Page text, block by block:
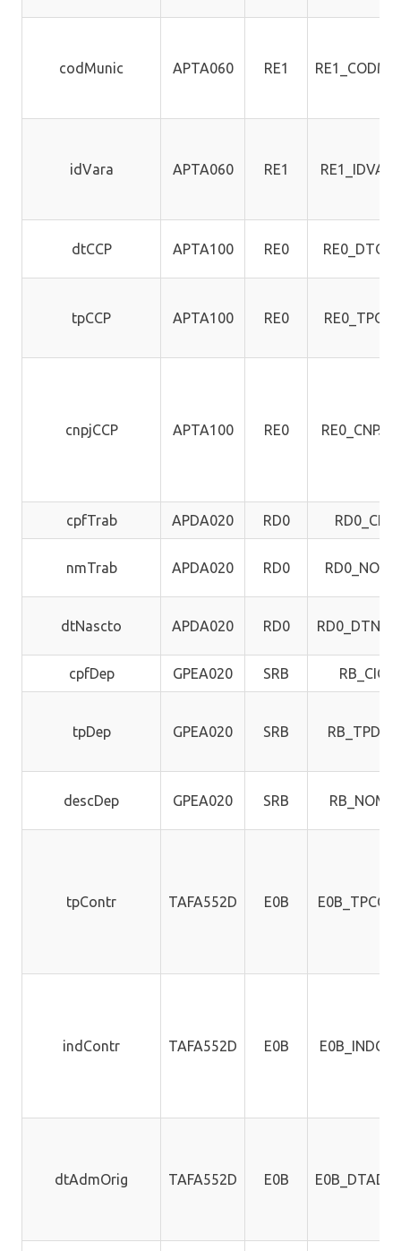
codMunic APTA060 RE1
idVara APTA060 RE1
dtCCP APTA100 RE0 RE0_DTCCP
tpCCP APTA100 RE0 RE0_TPCCP
cnpjCCP APTA100 RE0
cpfTrab APDA020 RD0 RD0_CIC
nmTrab APDA020 RD0 RD0_NOME
dtNascto APDA020 RD0
cpfDep GPEA020 SRB RB_CIC
tpDep GPEA020 SRB RB_TPDEP
descDep GPEA020 SRB RB_NOME
tpContr TAFA552D E0B
indContr TAFA552D E0B
dtAdmOrig TAFA552D E0B